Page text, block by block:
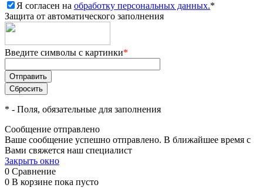
Я согласен на обработку персональных данных.*
Защита от автоматического заполнения
Введите символы с картинки*
* - Поля, обязательные для заполнения
Сообщение отправлено
Ваше сообщение успешно отправлено. В ближайшее время с
Вами свяжется наш специалист
Закрыть окно
0 Сравнение
0 В корзине пока пусто